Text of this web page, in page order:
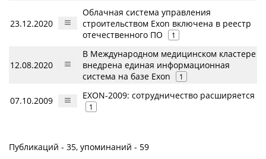
23.12.2020
Облачная система управления
строительством Exon включена в реестр
отечественного ПО
1
12.08.2020
В Международном медицинском кластере
внедрена единая информационная
система на базе Exon
1
07.10.2009 EXON-2009: сотрудничество расширяется
1
Публикаций - 35, упоминаний - 59